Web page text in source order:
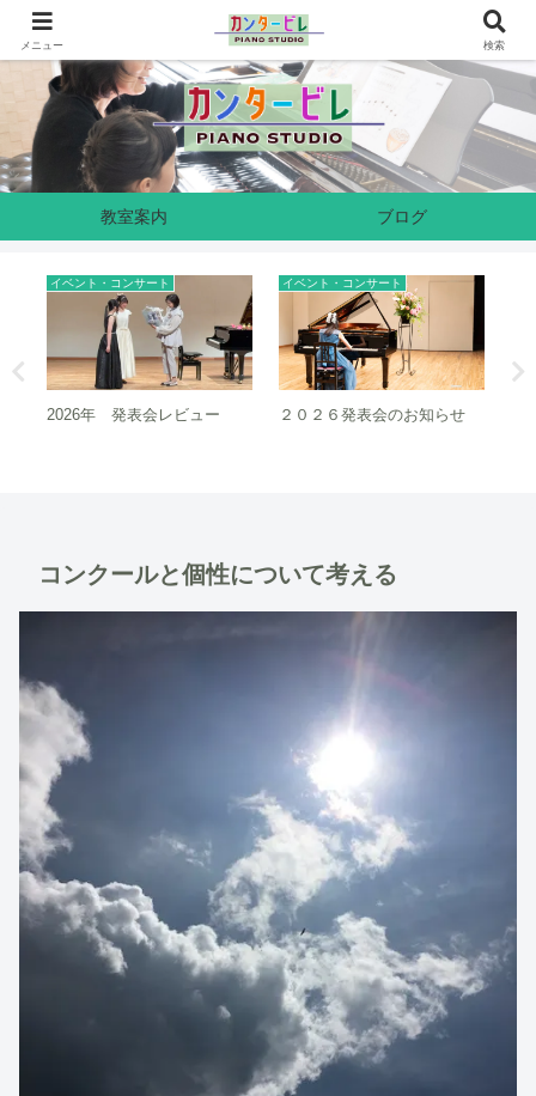
奈良県生駒市のピアノ教室です
教室案内 ブログ
お知らせ
イベント・コンサート
２０２５クリスマス会、レビ
イベント・コンサート
クリスマス会のお知らせ
コンクールと個性について考える
メニュー 検索